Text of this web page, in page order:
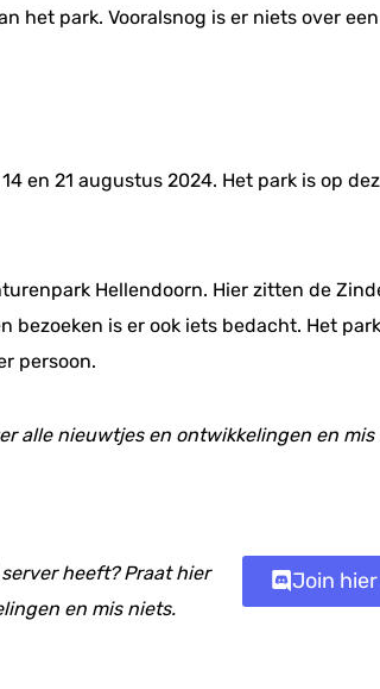
het park. Vooralsnog is er niets over
en 21 augustus 2024. Het park is op
Hellendoorn. Hier zitten de
bezoeken is er ook iets bedacht. Het
persoon.
alle nieuwtjes en ontwikkelingen en mis
heeft? Praat hier
en mis niets.
Join